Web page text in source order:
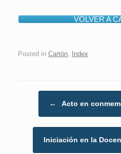
VOLVER A
Posted in Cartón Index
← Acto en
Iniciación en la